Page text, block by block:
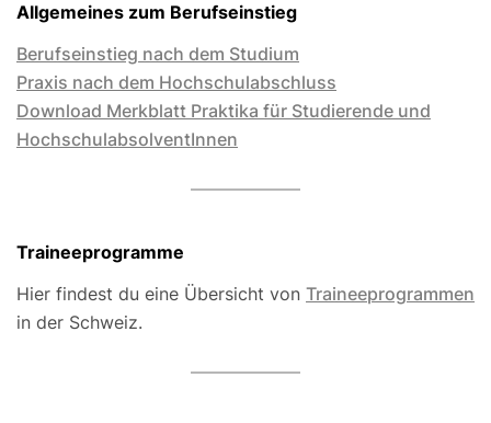
Allgemeines zum Berufseinstieg
Berufseinstieg nach dem Studium
Praxis nach dem Hochschulabschluss
Download Merkblatt Praktika für Studierende und
HochschulabsolventInnen
Traineeprogramme
Hier findest du eine Übersicht von Traineeprogrammen
in der Schweiz.